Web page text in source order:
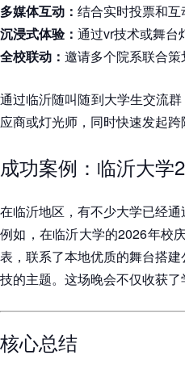
多媒体互动： 结合实时投票和互
沉浸式体验： 通过vr技术或舞台
全校联动： 邀请多个院系联合策
通过临沂随叫随到大学生交流群
应商或灯光师，同时快速发起
成功案例：临沂大学
在临沂地区，有不少大学已经通
例如，在临沂大学的2026年校
表，联系了本地优质的舞台搭
技的主题。这场晚会不仅收获
核心总结